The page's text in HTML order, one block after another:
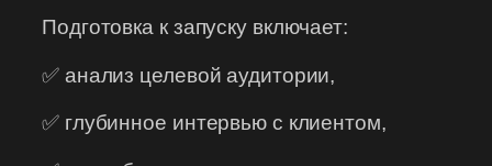
Подготовка к запуску включает:
✅ анализ целевой аудитории,
✅ глубинное интервью с клиентом,